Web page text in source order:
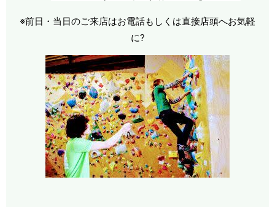
※前日・当日のご来店はお電話もしくは直接店頭へお気軽
に?